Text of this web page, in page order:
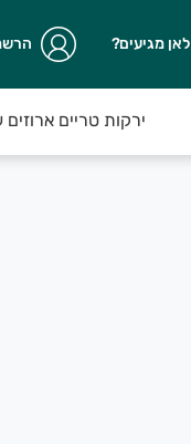
לאן מגיעים?
ירקות טריים